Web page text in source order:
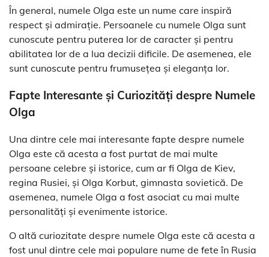
În general, numele Olga este un nume care inspiră
respect și admirație. Persoanele cu numele Olga sunt
cunoscute pentru puterea lor de caracter și pentru
abilitatea lor de a lua decizii dificile. De asemenea, ele
sunt cunoscute pentru frumusețea și eleganța lor.
Fapte Interesante și Curiozități despre Numele
Olga
Una dintre cele mai interesante fapte despre numele
Olga este că acesta a fost purtat de mai multe
persoane celebre și istorice, cum ar fi Olga de Kiev,
regina Rusiei, și Olga Korbut, gimnasta sovietică. De
asemenea, numele Olga a fost asociat cu mai multe
personalități și evenimente istorice.
O altă curiozitate despre numele Olga este că acesta a
fost unul dintre cele mai populare nume de fete în Rusia